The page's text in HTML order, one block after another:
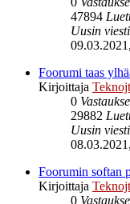
47894
Uusin viesti
Foorumi taas
Kirjoittaja
0
29882
Uusin viesti
Foorumin softan
Kirjoittaja
0